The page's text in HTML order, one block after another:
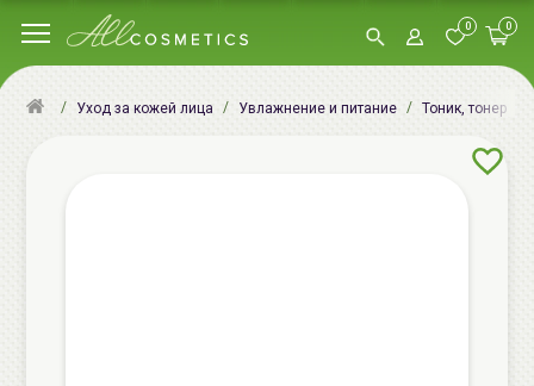
0 0
Уход за кожей лица Увлажнение и питание Тоник, тонер